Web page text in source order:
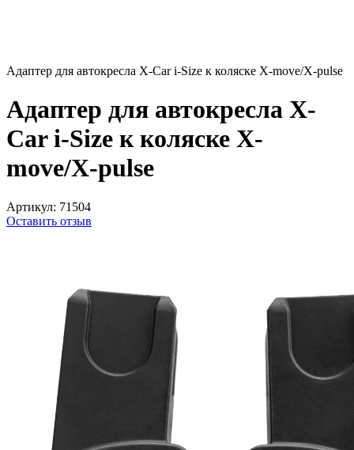
Адаптер для автокресла X-Car i-Size к коляске X-move/X-pulse
Адаптер для автокресла X-
Car i-Size к коляске X-
move/X-pulse
Артикул: 71504
Оставить отзыв